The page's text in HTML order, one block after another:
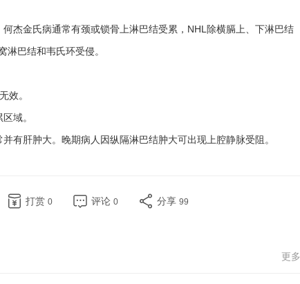
杰金氏病通常有颈或锁骨上淋巴结受累，NHL除横膈上、下淋巴结
巴结和韦氏环受侵。
效。
域。
有肝肿大。晚期病人因纵隔淋巴结肿大可出现上腔静脉受阻。
打赏 0 评论 0 分享 99
更多